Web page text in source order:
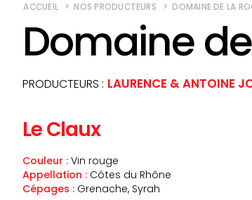
ACCUEIL NOS PRODUCTEURS DOMAINE DE LA
Domaine
PRODUCTEURS LAURENCE & ANTOINE
Le Claux
Couleur
Vin rouge
Appellation
Côtes du Rhône
Cépages
Grenache, Syrah